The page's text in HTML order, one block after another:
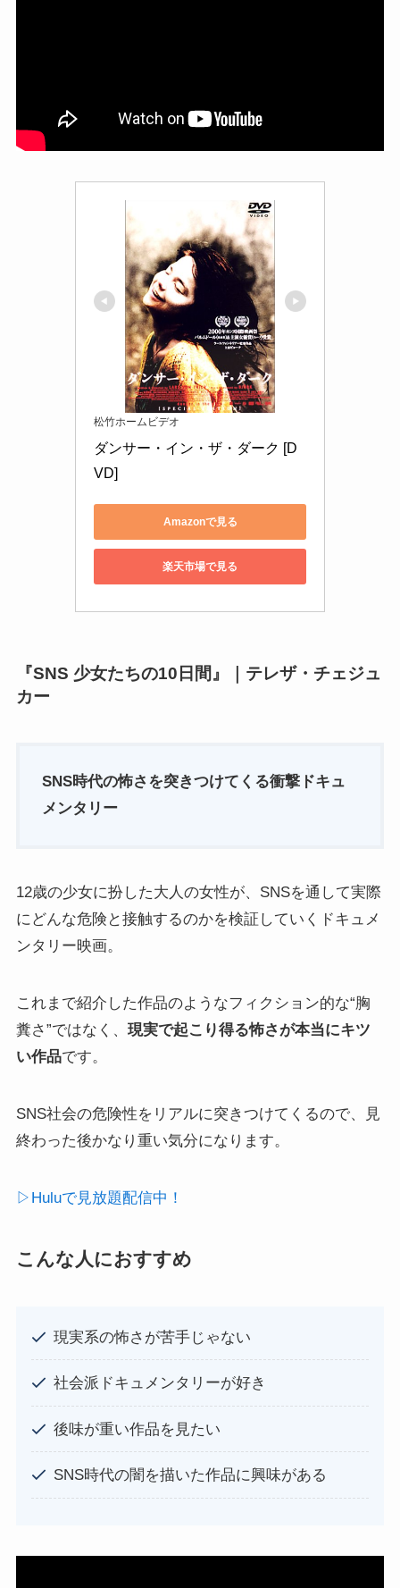
松竹ホームビデオ
ダンサー・イン・ザ・ダーク [D
VD]
Amazonで見る
楽天市場で見る
『SNS 少女たちの10日間』｜テレザ・チェジュ
カー
SNS時代の怖さを突きつけてくる衝撃ドキュ
メンタリー
12歳の少女に扮した大人の女性が、SNSを通して実際
にどんな危険と接触するのかを検証していくドキュメ
ンタリー映画。
これまで紹介した作品のようなフィクション的な“胸
糞さ”ではなく、 現実で起こり得る怖さが本当にキツ
い作品です。
SNS社会の危険性をリアルに突きつけてくるので、見
終わった後かなり重い気分になります。
▷Huluで見放題配信中！
こんな人におすすめ
現実系の怖さが苦手じゃない
社会派ドキュメンタリーが好き
後味が重い作品を見たい
SNS時代の闇を描いた作品に興味がある